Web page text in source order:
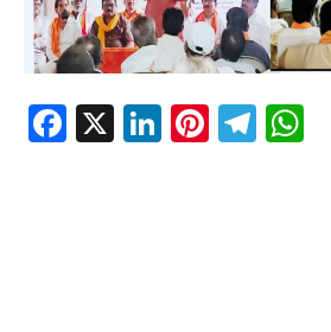
Facebook
X LinkedIn